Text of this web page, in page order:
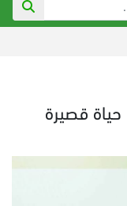
قصيرة